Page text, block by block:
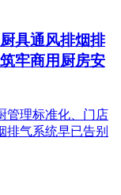
具通风排烟排
牢商用厨房安
管理标准化、门店
排气系统早已告别